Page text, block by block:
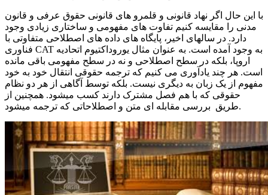
با این حال اگر نهاد قانونی و قلمرو های قانونی حقوق عرفی و قانون
مدنی را مقایسه کنیم تفاوت های مفهومی و ساختاری زیادی وجود
دارد. در سالهای اخیر، پایگاه های داده های اصطلاحی متفاوتی با
فناوری CAT به وجود آمده است. به عنوان مثال یوروداکتیوم اتحادیه
اروپا، بلکه در سطح اصطلاحی و نه در سطح مفهومی باقی مانده
است. هر چند یادآوری می کنیم که ترجمه حقوقی انتقال خود به خود
مفهوم از یک زبان به دیگری نیست. بلکه توسط آگاهی از هر دو نظام
حقوقی که با هم فصل مشترک دارند کسب میشود. همچنین از
طریق بررسی مقابله ای متن و اصطلاحاتی که ترجمه میشود.